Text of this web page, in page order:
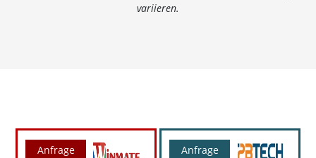
variieren.
Anfrage Anfrage